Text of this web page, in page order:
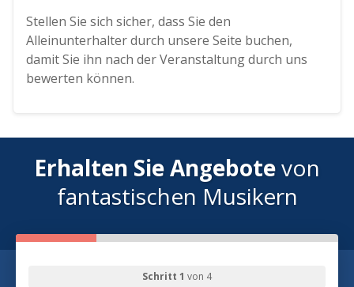
Stellen Sie sich sicher, dass Sie den
Alleinunterhalter durch unsere Seite buchen,
damit Sie ihn nach der Veranstaltung durch uns
bewerten können.
Erhalten Sie Angebotevon
fantastischen Musikern
Schritt 1 von 4